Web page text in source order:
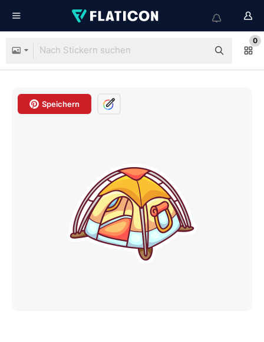
0
Speichern